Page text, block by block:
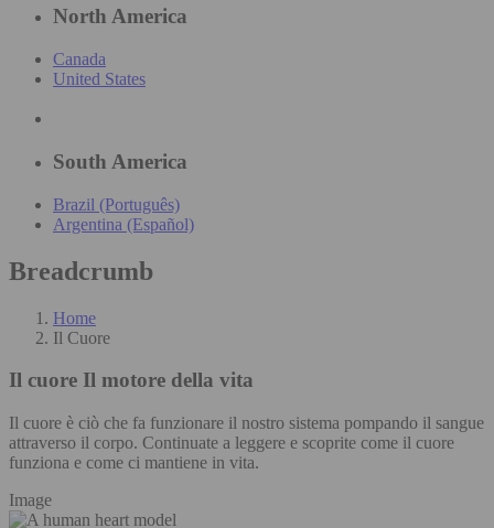
North America
Canada
United States
South America
Brazil (Português)
Argentina (Español)
Breadcrumb
Home
Il Cuore
Il cuore Il motore della vita
Il cuore è ciò che fa funzionare il nostro sistema pompando il sangue
attraverso il corpo. Continuate a leggere e scoprite come il cuore
funziona e come ci mantiene in vita.
Image